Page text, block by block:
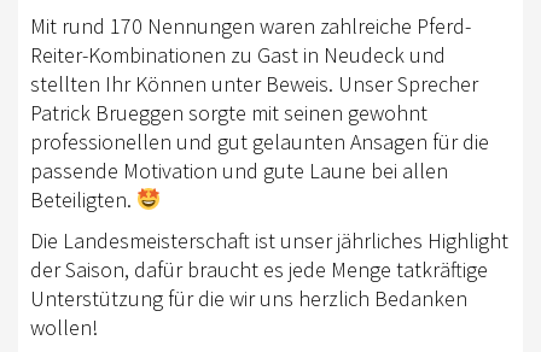
MITGLIED WERDEN
EWU BAWÜ
VORSTAND
SPONSOREN
SPONSORINGKONZEPT
VERBANDSJACKEN & WESTEN
MITGLIED WERDEN
Mit rund 170 Nennungen waren zahlreiche Pferd-
Reiter-Kombinationen zu Gast in Neudeck und
stellten Ihr Können unter Beweis. Unser Sprecher
Patrick Brueggen sorgte mit seinen gewohnt
professionellen und gut gelaunten Ansagen für die
passende Motivation und gute Laune bei allen
Beteiligten.
Die Landesmeisterschaft ist unser jährliches Highlight
der Saison, dafür braucht es jede Menge tatkräftige
Unterstützung für die wir uns herzlich Bedanken
wollen!